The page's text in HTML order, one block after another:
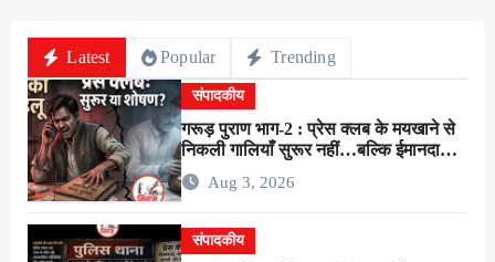
Latest Popular Trending
संपादकीय
गरूड़ पुराण भाग-2 : प्रेस क्लब के मयखाने से
निकली गालियाँ सुरूर नहीं…बल्कि ईमानदारी
के शोषण की चीख थी !
Aug 3, 2026
संपादकीय